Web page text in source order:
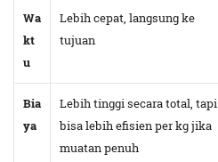
Wa
kt
u
Lebih cepat, langsung ke
tujuan
Bia
ya
Lebih tinggi secara total, tapi
bisa lebih efisien per kg jika
muatan penuh